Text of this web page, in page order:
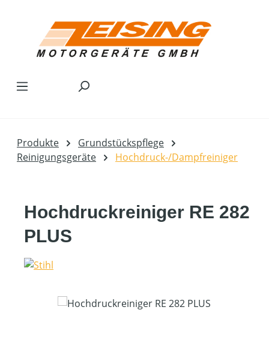
Produkte
Grundstückspflege
Reinigungsgeräte
Hochdruck-/Dampfreiniger
Hochdruckreiniger RE 282
PLUS
Bildergalerie überspringen